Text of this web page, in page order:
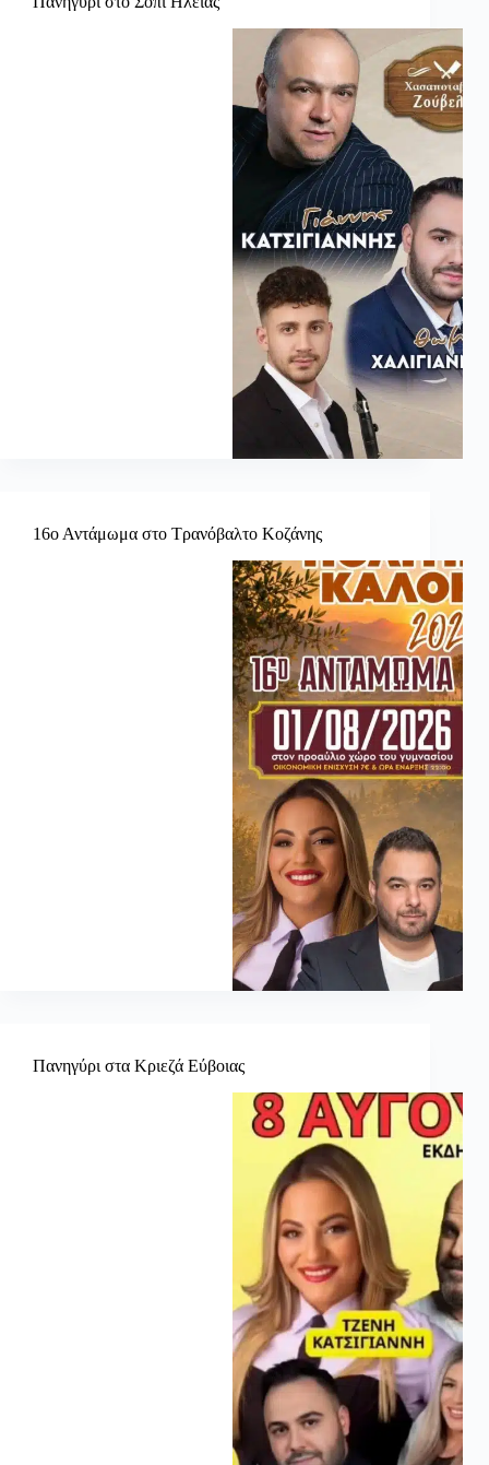
16ο Αντάμωμα στο Τρανόβαλτο Κοζάνης
Πανηγύρι στα Κριεζά Εύβοιας